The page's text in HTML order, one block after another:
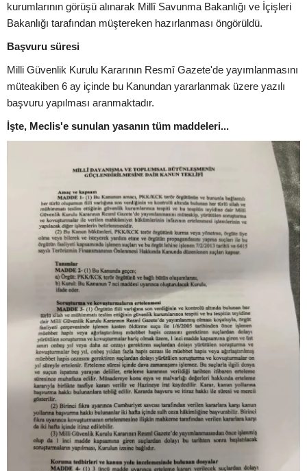
kurumlarının görüşü alınarak Millî Savunma Bakanlığı ve İçişleri
Bakanlığı tarafından müştereken hazırlanması öngörüldü.
Başvuru süresi
Milli Güvenlik Kurulu Kararının Resmî Gazete'de yayımlanmasını
müteakiben 6 ay içinde bu Kanundan yararlanmak üzere yazılı
başvuru yapılması aranmaktadır.
İşte, Meclis'e sunulan yasanın tüm maddeleri...